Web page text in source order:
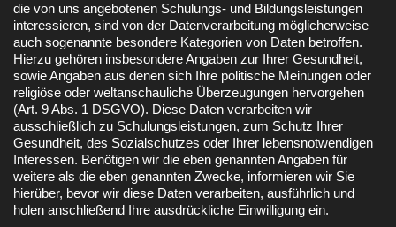
die von uns angebotenen Schulungs- und Bildungsleistungen
interessieren, sind von der Datenverarbeitung möglicherweise
auch sogenannte besondere Kategorien von Daten betroffen.
Hierzu gehören insbesondere Angaben zur Ihrer Gesundheit,
sowie Angaben aus denen sich Ihre politische Meinungen oder
religiöse oder weltanschauliche Überzeugungen hervorgehen
(Art. 9 Abs. 1 DSGVO). Diese Daten verarbeiten wir
ausschließlich zu Schulungsleistungen, zum Schutz Ihrer
Gesundheit, des Sozialschutzes oder Ihrer lebensnotwendigen
Interessen. Benötigen wir die eben genannten Angaben für
weitere als die eben genannten Zwecke, informieren wir Sie
hierüber, bevor wir diese Daten verarbeiten, ausführlich und
holen anschließend Ihre ausdrückliche Einwilligung ein.